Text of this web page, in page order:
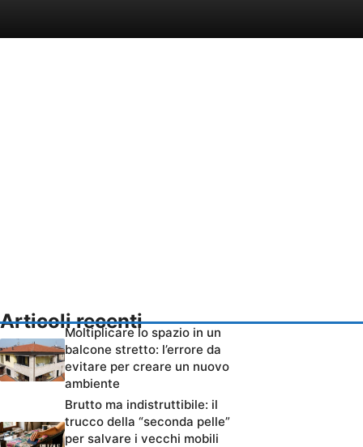
Articoli recenti
Moltiplicare lo spazio in un
balcone stretto: l’errore da
evitare per creare un nuovo
ambiente
Brutto ma indistruttibile: il
trucco della “seconda pelle”
per salvare i vecchi mobili